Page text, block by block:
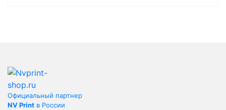
Официальный партнер
NV Print в России